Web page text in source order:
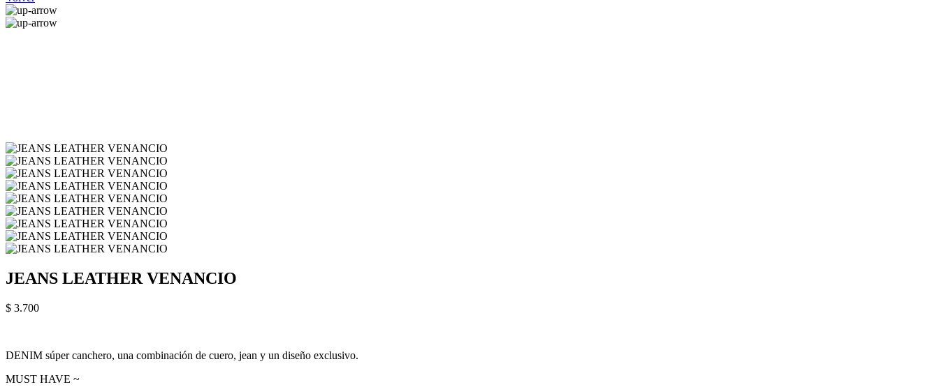
JEANS LEATHER VENANCIO
$ 3.700
DENIM súper canchero, una combinación de cuero, jean y un diseño exclusivo.
MUST HAVE ~